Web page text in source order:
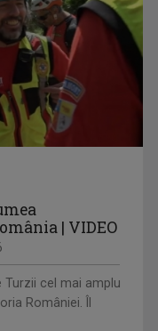
| VIDEO
Turzii cel mai amplu
României. Îl